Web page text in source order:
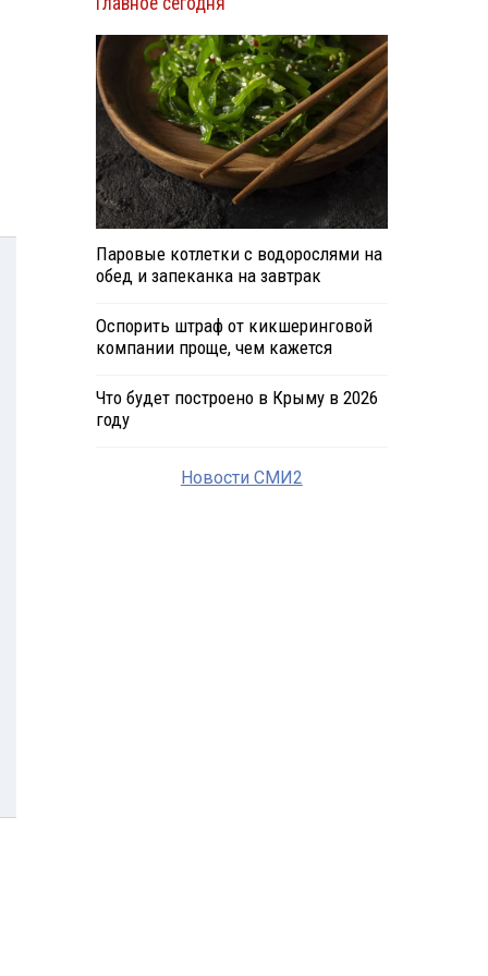
Паровые котлетки с водорослями на
обед и запеканка на завтрак
Оспорить штраф от кикшеринговой
компании проще, чем кажется
Что будет построено в Крыму в 2026
году
Новости СМИ2